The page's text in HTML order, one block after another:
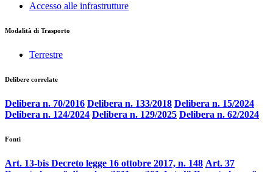
Accesso alle infrastrutture
Modalità di Trasporto
Terrestre
Delibere correlate
Delibera n. 70/2016 Delibera n. 133/2018 Delibera n. 15/2024
Delibera n. 124/2024 Delibera n. 129/2025 Delibera n. 62/2024
Fonti
Art. 13-bis Decreto legge 16 ottobre 2017, n. 148 Art. 37